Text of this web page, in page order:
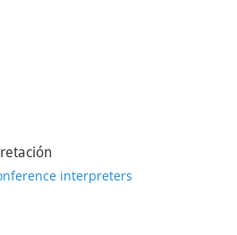
interpreters